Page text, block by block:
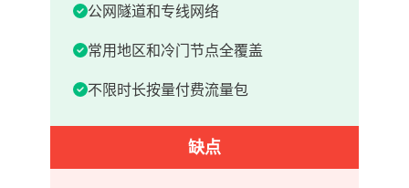
公网隧道和专线网络
常用地区和冷门节点全覆盖
不限时长按量付费流量包
缺点